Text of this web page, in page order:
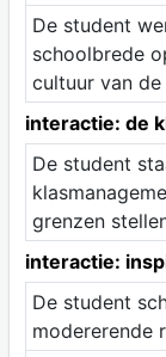
De student
schoolbrede
cultuur van
interactie: de
De student
grenzen
interactie:
De student
modererende